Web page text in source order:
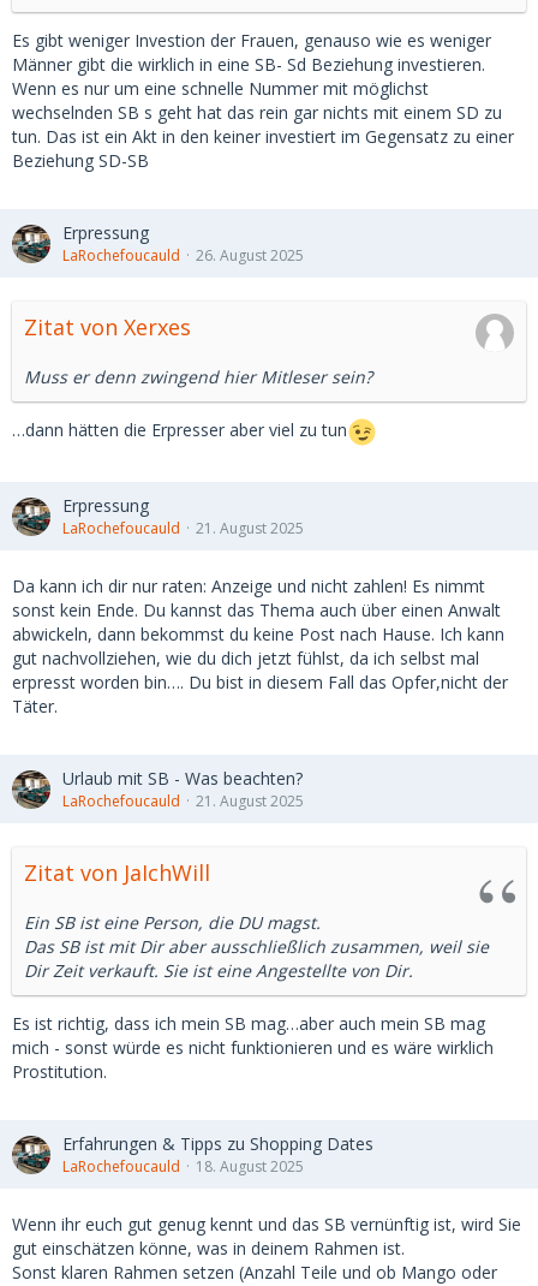
Es gibt weniger Investion der Frauen, genauso wie es weniger
Männer gibt die wirklich in eine SB- Sd Beziehung investieren.
Wenn es nur um eine schnelle Nummer mit möglichst
wechselnden SB s geht hat das rein gar nichts mit einem SD zu
tun. Das ist ein Akt in den keiner investiert im Gegensatz zu einer
Beziehung SD-SB
Erpressung
LaRochefoucauld 26. August 2025
Zitat von Xerxes
Muss er denn zwingend hier Mitleser sein?
…dann hätten die Erpresser aber viel zu tun
Erpressung
LaRochefoucauld 21. August 2025
Da kann ich dir nur raten: Anzeige und nicht zahlen! Es nimmt
sonst kein Ende. Du kannst das Thema auch über einen Anwalt
abwickeln, dann bekommst du keine Post nach Hause. Ich kann
gut nachvollziehen, wie du dich jetzt fühlst, da ich selbst mal
erpresst worden bin…. Du bist in diesem Fall das Opfer,nicht der
Täter.
Urlaub mit SB - Was beachten?
LaRochefoucauld 21. August 2025
Zitat von JaIchWill
Ein SB ist eine Person, die DU magst.
Das SB ist mit Dir aber ausschließlich zusammen, weil sie
Dir Zeit verkauft. Sie ist eine Angestellte von Dir.
Es ist richtig, dass ich mein SB mag…aber auch mein SB mag
mich - sonst würde es nicht funktionieren und es wäre wirklich
Prostitution.
Erfahrungen & Tipps zu Shopping Dates
LaRochefoucauld 18. August 2025
Wenn ihr euch gut genug kennt und das SB vernünftig ist, wird Sie
gut einschätzen könne, was in deinem Rahmen ist.
Sonst klaren Rahmen setzen (Anzahl Teile und ob Mango oder